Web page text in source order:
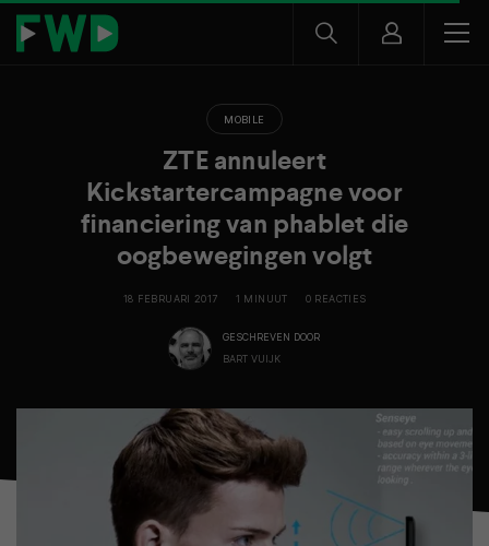
MOBILE
ZTE annuleert
Kickstartercampagne voor
financiering van phablet die
oogbewegingen volgt
18 FEBRUARI 2017 1 MINUUT 0 REACTIES
GESCHREVEN DOOR
BART VUIJK